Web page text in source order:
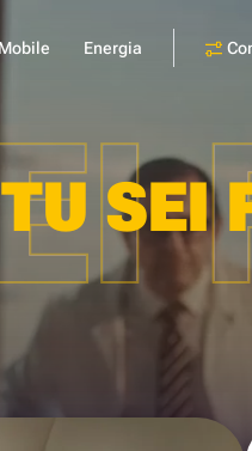
Mobile Energia
TU SEI